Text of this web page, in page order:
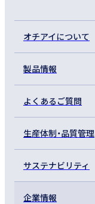
オチアイについて
製品情報
よくあるご質問
生産体制・品質管理
サステナビリティ
企業情報